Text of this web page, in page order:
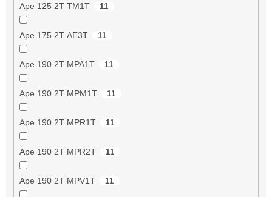
Ape 125 2T TM1T 11
Ape 175 2T AE3T 11
Ape 190 2T MPA1T 11
Ape 190 2T MPM1T 11
Ape 190 2T MPR1T 11
Ape 190 2T MPR2T 11
Ape 190 2T MPV1T 11